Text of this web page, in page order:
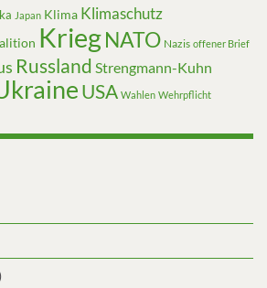
Japan Klima Klimaschutz
KriegNATO Nazis offener Brief
Russland Strengmann-Kuhn
USA Wahlen Wehrpflicht